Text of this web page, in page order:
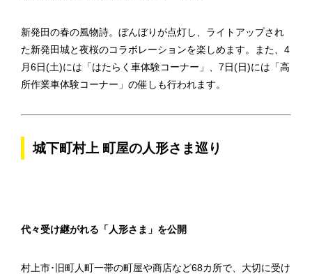
新発田の春の風物詩。ぼんぼりが点灯し、ライトアップされ
た新発田城と夜桜のコラボレーションを楽しめます。また、4
月6日(土)には「はたらく車体験コーナー」、7日(日)には「高
所作業車体験コーナー」の催しも行われます。
城下町村上 町屋の人形さま巡り
代々受け継がれる「人形さま」を公開
村上市･旧町人町一帯の町屋や商店など68カ所で、大切に受け